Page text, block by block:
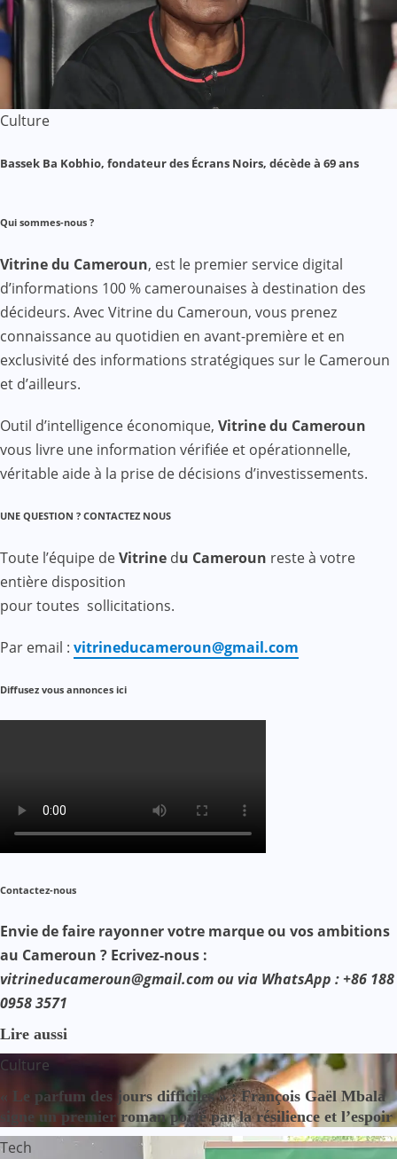
Culture
Bassek Ba Kobhio, fondateur des Écrans Noirs, décède à 69 ans
Qui sommes-nous ?
Vitrine du Cameroun, est le premier service digital
d’informations 100 % camerounaises à destination des
décideurs. Avec Vitrine du Cameroun, vous prenez
connaissance au quotidien en avant-première et en
exclusivité des informations stratégiques sur le Cameroun
et d’ailleurs.
Outil d’intelligence économique, Vitrine du Cameroun
vous livre une information vérifiée et opérationnelle,
véritable aide à la prise de décisions d’investissements.
UNE QUESTION ? CONTACTEZ NOUS
Toute l’équipe deVitrine du Cameroun reste à votre
entière disposition
pour toutes sollicitations.
Par email : vitrineducameroun@gmail.com
Diffusez vous annonces ici
Contactez-nous
Envie de faire rayonner votre marque ou vos ambitions
au Cameroun ? Ecrivez-nous :
vitrineducameroun@gmail.com ou via WhatsApp : +86 188
0958 3571
Lire aussi
Culture
« Le parfum des jours difficiles » : François Gaël Mbala
signe un premier roman porté par la résilience et l’espoir
Tech